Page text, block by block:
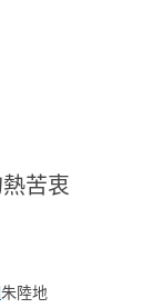
苦衷
朱陸地